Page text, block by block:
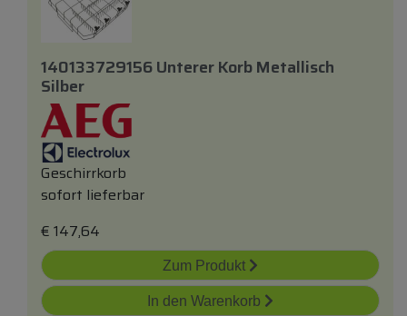
140133729156 Unterer Korb Metallisch
Silber
Geschirrkorb
sofort lieferbar
€ 147,64
Zum Produkt
In den Warenkorb